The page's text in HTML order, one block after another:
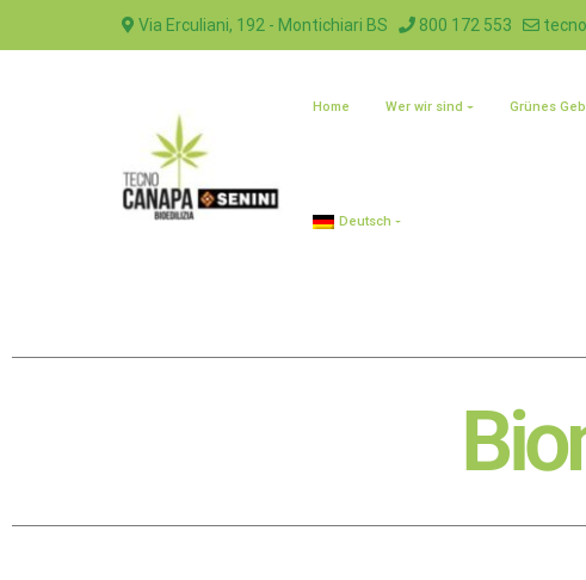
Via Erculiani, 192 - Montichiari BS 800 172 553
Home Wer wir sind Grünes
Deutsch